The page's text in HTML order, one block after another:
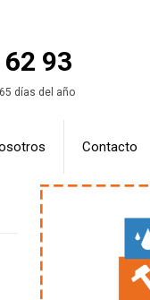
93
días del año
Contacto